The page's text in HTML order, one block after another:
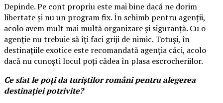
Depinde. Pe cont propriu este mai bine dacă ne dorim
libertate și nu un program fix. În schimb pentru agenții,
acolo avem mult mai multă organizare și siguranță. Cu o
agenție nu trebuie să îți faci griji de nimic. Totuși, în
destinațiile exotice este recomandată agenția căci, acolo
dacă nu cunoști locul poți cădea în plasa escrocheriilor.
Ce sfat le poți da turiștilor români pentru alegerea
destinației potrivite?